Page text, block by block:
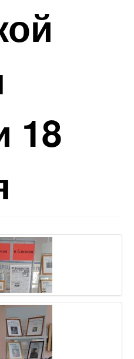
18